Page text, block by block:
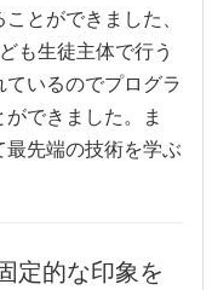
とができました、
も生徒主体で行う
いるのでプログラ
できました。ま
先端の技術を学ぶ
定的な印象を